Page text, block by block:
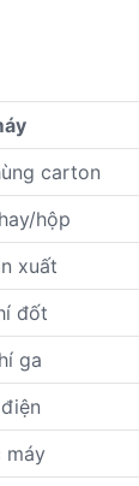
carton
hộp
xuất
đốt
ga
máy